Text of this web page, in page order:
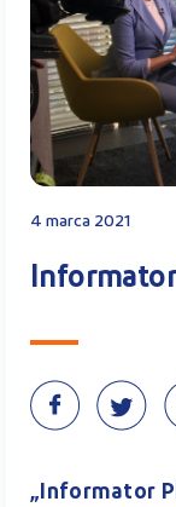
4 marca 2021
Informator
„Informator